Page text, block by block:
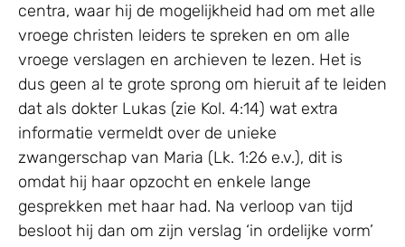
centra, waar hij de mogelijkheid had om met alle
vroege christen leiders te spreken en om alle
vroege verslagen en archieven te lezen. Het is
dus geen al te grote sprong om hieruit af te leiden
dat als dokter Lukas (zie Kol. 4:14) wat extra
informatie vermeldt over de unieke
zwangerschap van Maria (Lk. 1:26 e.v.), dit is
omdat hij haar opzocht en enkele lange
gesprekken met haar had. Na verloop van tijd
besloot hij dan om zijn verslag ‘in ordelijke vorm’